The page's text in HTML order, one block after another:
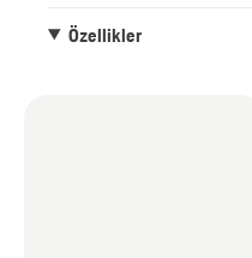
için de idealdir.
Özellikler